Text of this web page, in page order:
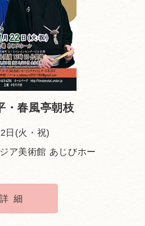
・春風亭朝枝
日(火・祝)
ア美術館 あじびホー
詳細